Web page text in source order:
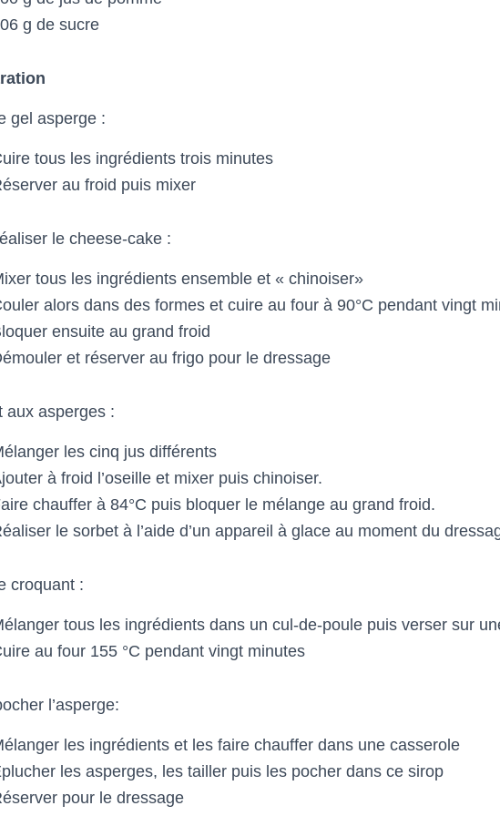
g de sucre
gel asperge :
tous les ingrédients trois minutes
au froid puis mixer
le cheese-cake :
tous les ingrédients ensemble et « chinoiser»
alors dans des formes et cuire au four à 90°C pendant vingt
ensuite au grand froid
et réserver au frigo pour le dressage
aux asperges :
les cinq jus différents
à froid l’oseille et mixer puis chinoiser.
chauffer à 84°C puis bloquer le mélange au grand froid.
le sorbet à l’aide d’un appareil à glace au moment du
croquant :
tous les ingrédients dans un cul-de-poule puis verser sur
au four 155 °C pendant vingt minutes
l’asperge:
les ingrédients et les faire chauffer dans une casserole
les asperges, les tailler puis les pocher dans ce sirop
pour le dressage